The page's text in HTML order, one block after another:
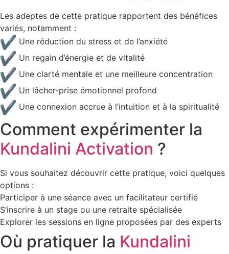
Les adeptes de cette pratique rapportent des bénéfices
variés, notamment :
Une réduction du stress et de l’anxiété
Un regain d’énergie et de vitalité
Une clarté mentale et une meilleure concentration
Un lâcher-prise émotionnel profond
Une connexion accrue à l’intuition et à la spiritualité
Comment expérimenter la
Kundalini Activation ?
Si vous souhaitez découvrir cette pratique, voici quelques
options :
Participer à une séance avec un facilitateur certifié
S’inscrire à un stage ou une retraite spécialisée
Explorer les sessions en ligne proposées par des experts
Où pratiquer la Kundalini